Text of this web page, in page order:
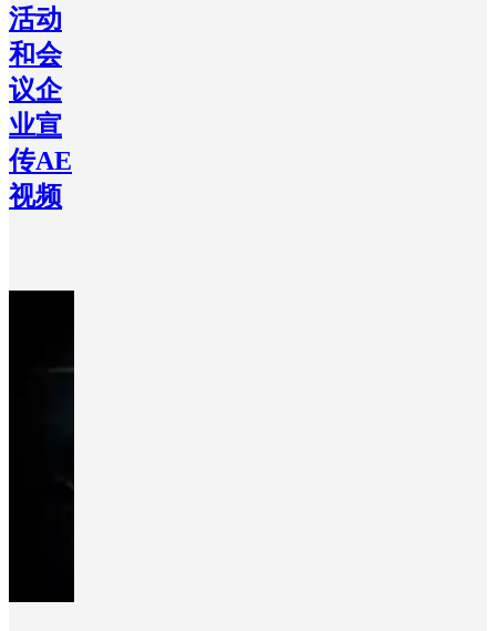
活动
和会
议企
业宣
传AE
视频